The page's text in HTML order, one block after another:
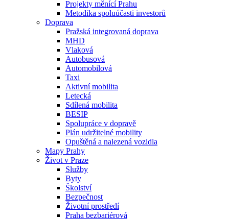
Projekty měnící Prahu
Metodika spoluúčasti investorů
Doprava
Pražská integrovaná doprava
MHD
Vlaková
Autobusová
Automobilová
Taxi
Aktivní mobilita
Letecká
Sdílená mobilita
BESIP
Spolupráce v dopravě
Plán udržitelné mobility
Opuštěná a nalezená vozidla
Mapy Prahy
Život v Praze
Služby
Byty
Školství
Bezpečnost
Životní prostředí
Praha bezbariérová